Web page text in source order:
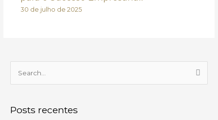
30 de julho de 2025
q
Posts recentes